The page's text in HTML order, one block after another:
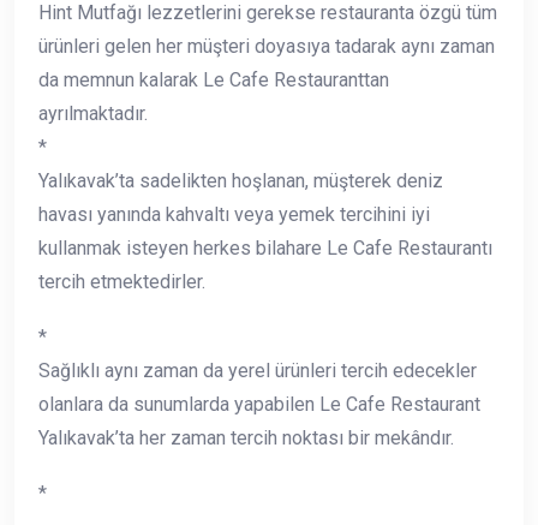
Hint Mutfağı lezzetlerini gerekse restauranta özgü tüm
ürünleri gelen her müşteri doyasıya tadarak aynı zaman
da memnun kalarak Le Cafe Restauranttan
ayrılmaktadır.
*
Yalıkavak’ta sadelikten hoşlanan, müşterek deniz
havası yanında kahvaltı veya yemek tercihini iyi
kullanmak isteyen herkes bilahare Le Cafe Restaurantı
tercih etmektedirler.
*
Sağlıklı aynı zaman da yerel ürünleri tercih edecekler
olanlara da sunumlarda yapabilen Le Cafe Restaurant
Yalıkavak’ta her zaman tercih noktası bir mekândır.
*